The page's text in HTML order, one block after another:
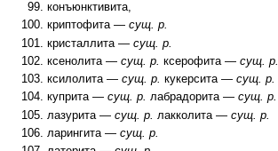
конъюнктивита,
криптофита —сущ. р.
кристаллита —сущ. р.
ксенолита —сущ. р. ксерофита —сущ. р.
ксилолита —сущ. р. кукерсита —сущ. р.
куприта —сущ. р. лабрадорита —сущ. р.
лазурита —сущ. р. лакколита —сущ. р.
ларингита —сущ. р.